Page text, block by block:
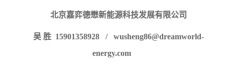
北京嘉弈德懋新能源科技发展有限公司
吴 胜 15901358928 / wusheng86@dreamworld-
energy.com